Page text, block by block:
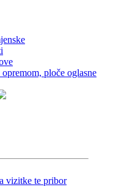
ploče oglasne
vizitke te pribor